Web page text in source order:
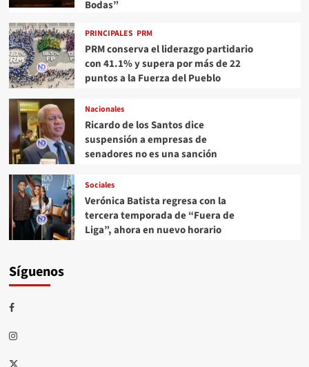
Bodas”
PRINCIPALES PRM
PRM conserva el liderazgo partidario
con 41.1% y supera por más de 22
puntos a la Fuerza del Pueblo
Nacionales
Ricardo de los Santos dice
suspensión a empresas de
senadores no es una sanción
Sociales
Verónica Batista regresa con la
tercera temporada de “Fuera de
Liga”, ahora en nuevo horario
Síguenos